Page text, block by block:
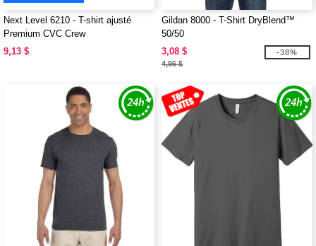
Next Level 6210 - T-shirt ajusté
Premium CVC Crew
9,13 $
Gildan 8000 - T-Shirt DryBlend™
50/50
3,08 $
4,96 $
-38%